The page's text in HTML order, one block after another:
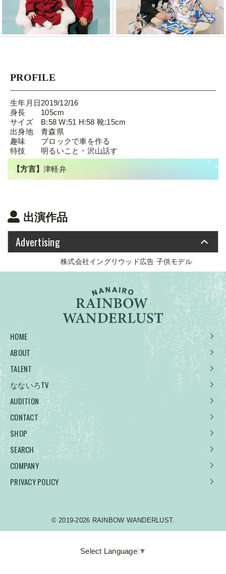
Select Language ▼
PROFILE
生年月日2019/12/16
身長
105cm
サイズ
B:58 W:51 H:58 靴:15cm
出身地
青森県
趣味
ブロックで車を作る
特技
明るいこと・沢山話す
【方言】 津軽弁
出演作品
Advertising
株式会社イングリウッド広告 子供モデル
HOME
ABOUT
TALENT
なないろTV
AUDITION
CONTACT
SHOP
SEARCH
COMPANY
PRIVACY POLICY
© 2019-2026 RAINBOW WANDERLUST.